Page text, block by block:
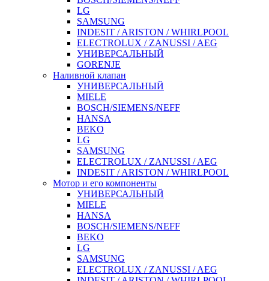
LG
SAMSUNG
INDESIT / ARISTON / WHIRLPOOL
ELECTROLUX / ZANUSSI / AEG
УНИВЕРСАЛЬНЫЙ
GORENJE
Наливной клапан
УНИВЕРСАЛЬНЫЙ
MIELE
BOSCH/SIEMENS/NEFF
HANSA
BEKO
LG
SAMSUNG
ELECTROLUX / ZANUSSI / AEG
INDESIT / ARISTON / WHIRLPOOL
Мотор и его компоненты
УНИВЕРСАЛЬНЫЙ
MIELE
HANSA
BOSCH/SIEMENS/NEFF
BEKO
LG
SAMSUNG
ELECTROLUX / ZANUSSI / AEG